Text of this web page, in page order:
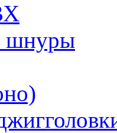
шнуры